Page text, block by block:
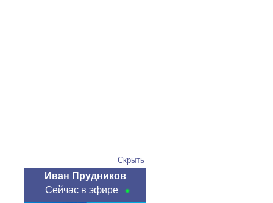
Скрыть
Иван Прудников
Сейчас в эфире